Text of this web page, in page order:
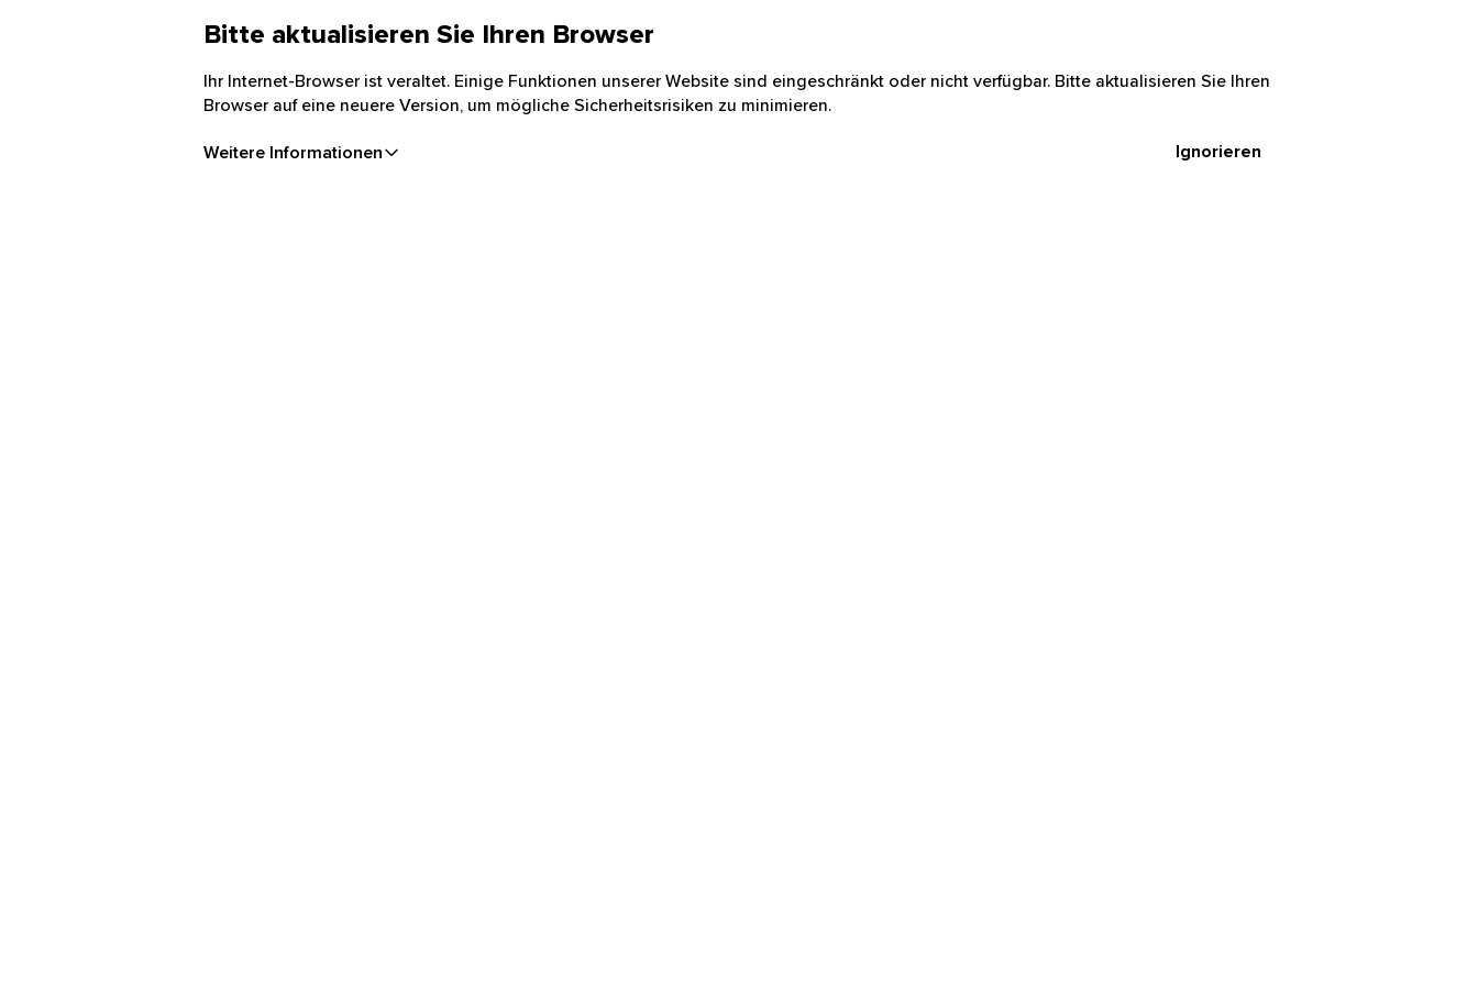
Bitte aktualisieren Sie Ihren Browser
Ihr Internet-Browser ist veraltet. Einige Funktionen unserer Website sind eingeschränkt oder nicht verfügbar. Bitte aktualisieren Sie Ihren
Browser auf eine neuere Version, um mögliche Sicherheitsrisiken zu minimieren.
Weitere Informationen Ignorieren